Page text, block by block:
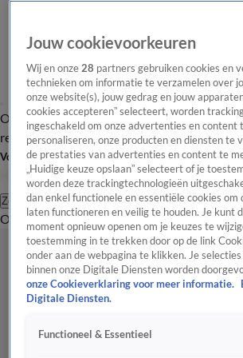
Overzicht Laatste nieuws Regionieuws Het beste
redactie
Volg Hart van Nederland
Zoeken
OverzichtRegioUitzendingenWeerTip de
Jouw cookievoorkeuren
Wij en onze28 partners gebruiken cookies en
technieken om informatie te verzamelen over
onze website(s), jouw gedrag en jouw
cookies accepteren” selecteert, worden
ingeschakeld om onze advertenties en content
personaliseren, onze producten en diensten te
de prestaties van advertenties en content te
„Huidige keuze opslaan” selecteert of je
worden deze trackingtechnologieën
dan enkel functionele en essentiële cookies om
laten functioneren en veilig te houden. Je kunt
moment opnieuw openen om je keuzes te
toestemming in te trekken door op de link
onder aan de webpagina te klikken. Je selecties
binnen onze Digitale Diensten worden
onze Cookieverklaring voor meer informatie.
Digitale Diensten.
Functioneel & Essentieel